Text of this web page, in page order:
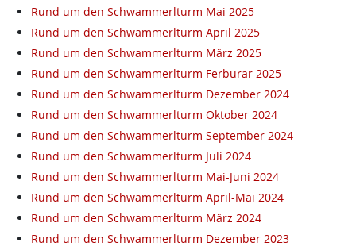
Rund um den Schwammerlturm Mai 2025
Rund um den Schwammerlturm April 2025
Rund um den Schwammerlturm März 2025
Rund um den Schwammerlturm Ferburar 2025
Rund um den Schwammerlturm Dezember 2024
Rund um den Schwammerlturm Oktober 2024
Rund um den Schwammerlturm September 2024
Rund um den Schwammerlturm Juli 2024
Rund um den Schwammerlturm Mai-Juni 2024
Rund um den Schwammerlturm April-Mai 2024
Rund um den Schwammerlturm März 2024
Rund um den Schwammerlturm Dezember 2023